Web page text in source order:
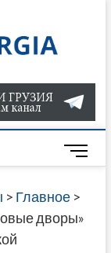
О
В
ГРУЗИИ
САЙТЕ
M
e
n
u
> Главное>
дворы»